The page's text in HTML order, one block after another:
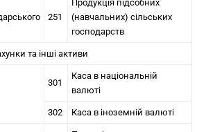
251
Продукція підсобних
(навчальних) сільських
господарств
та інші активи
301
Каса в національній
валюті
302 Каса в іноземній валюті